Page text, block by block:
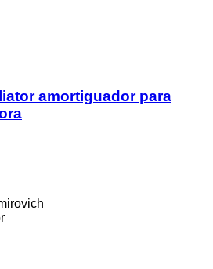
amortiguador para